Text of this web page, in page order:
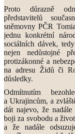
Proto důrazně
představitelů
sněmovny PČR
jednu konkrétní
sociálních dávek,
nejen nedůstojné
protizákonné a
na adresu Židů či
důsledky.
Odmítnutím
a Ukrajincům, a
dát najevo, že
boji za svobodu a
a že nadále